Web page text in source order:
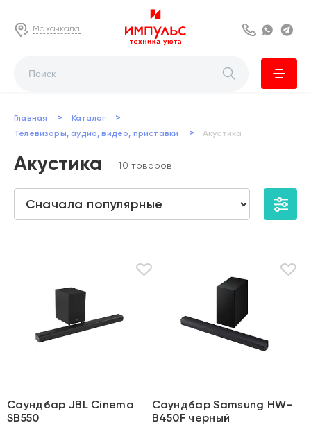
Махачкала 8 800 222 63
Главная > Каталог >
Телевизоры, аудио, видео, приставки > Акустика
Акустика 10 товаров
Саундбар JBL Cinema
SB550
Саундбар Samsung HW-
B450F черный